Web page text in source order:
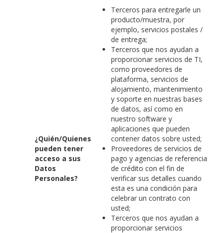
¿Quién/Quienes
pueden tener
acceso a sus
Datos
Personales?
Terceros para entregarle un
producto/muestra, por
ejemplo, servicios postales /
de entrega;
Terceros que nos ayudan a
proporcionar servicios de TI,
como proveedores de
plataforma, servicios de
alojamiento, mantenimiento
y soporte en nuestras bases
de datos, así como en
nuestro software y
aplicaciones que pueden
contener datos sobre usted;
Proveedores de servicios de
pago y agencias de referencia
de crédito con el fin de
verificar sus detalles cuando
esta es una condición para
celebrar un contrato con
usted;
Terceros que nos ayudan a
proporcionar servicios